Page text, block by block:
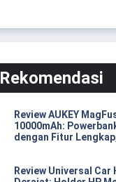
Rekomendasi
Review AUKEY
10000mAh:
dengan Fitur
Review Universal Car